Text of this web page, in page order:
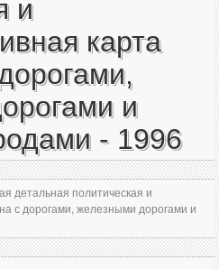
и
карта
и
- 1996
детальная политическая и
с дорогами, железными дорогами и